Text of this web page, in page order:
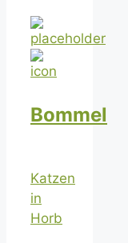
Bommel
Katzen
in
Horb